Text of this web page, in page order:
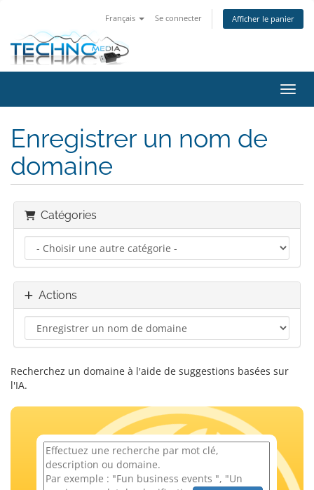
Français Se connecter Afficher le panier
Enregistrer un nom de
domaine
Catégories
Actions
Recherchez un domaine à l'aide de suggestions basées sur
l'IA.